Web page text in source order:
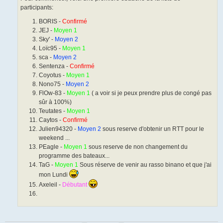
participants:
BORIS -Confirmé
JEJ - Moyen 1
Sky' - Moyen 2
Loïc95 - Moyen 1
sca - Moyen 2
Sentenza -Confirmé
Coyotus - Moyen 1
Nono75 - Moyen 2
FlOw-83 - Moyen 1 ( a voir si je peux prendre plus de congé pas
sûr à 100%)
Teutates - Moyen 1
Caytos -Confirmé
Julien94320 - Moyen 2 sous reserve d'obtenir un RTT pour le
weekend ...
PEagle - Moyen 1 sous reserve de non changement du
programme des bateaux...
TaG - Moyen 1 Sous réserve de venir au rasso binano et que j'ai
mon Lundi
Axeleil - Débutant